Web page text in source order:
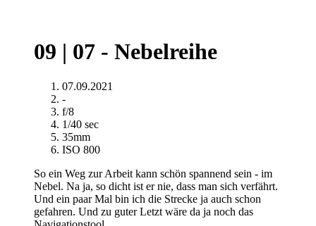
09 | 07 - Nebelreihe
07.09.2021
-
f/8
1/40 sec
35mm
ISO 800
So ein Weg zur Arbeit kann schön spannend sein - im
Nebel. Na ja, so dicht ist er nie, dass man sich verfährt.
Und ein paar Mal bin ich die Strecke ja auch schon
gefahren. Und zu guter Letzt wäre da ja noch das